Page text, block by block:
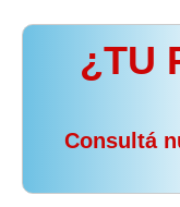
¿TU
Consultá